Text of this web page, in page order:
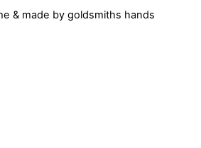
& made by goldsmiths hands